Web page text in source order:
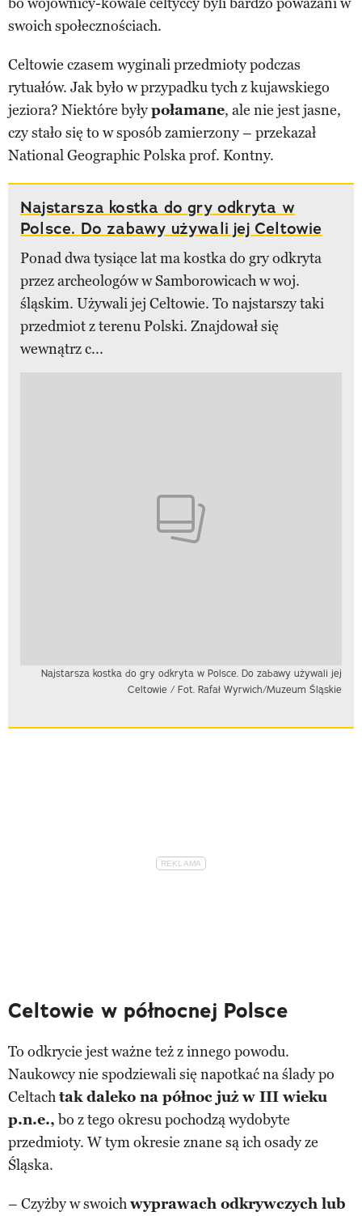
swoich społecznościach.
Celtowie czasem wyginali przedmioty podczas
rytuałów. Jak było w przypadku tych z kujawskiego
jeziora? Niektóre byłypołamane, ale nie jest jasne,
czy stało się to w sposób zamierzony – przekazał
National Geographic Polska prof. Kontny.
Najstarsza kostka do gry odkryta w
Polsce. Do zabawy używali jej Celtowie
Ponad dwa tysiące lat ma kostka do gry odkryta
przez archeologów w Samborowicach w woj.
śląskim. Używali jej Celtowie. To najstarszy taki
przedmiot z terenu Polski. Znajdował się
wewnątrz c...
Najstarsza kostka do gry odkryta w Polsce. Do zabawy używali jej
Celtowie / Fot. Rafał Wyrwich/Muzeum Śląskie
Celtowie w północnej Polsce
To odkrycie jest ważne też z innego powodu.
Naukowcy nie spodziewali się napotkać na ślady po
Celtachtak daleko na północ już w III wieku
p.n.e., bo z tego okresu pochodzą wydobyte
przedmioty. W tym okresie znane są ich osady ze
Śląska.
– Czyżby w swoichwyprawach odkrywczych lub